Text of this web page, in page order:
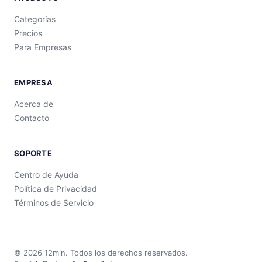
Categorías
Precios
Para Empresas
EMPRESA
Acerca de
Contacto
SOPORTE
Centro de Ayuda
Política de Privacidad
Términos de Servicio
© 2026 12min. Todos los derechos reservados.